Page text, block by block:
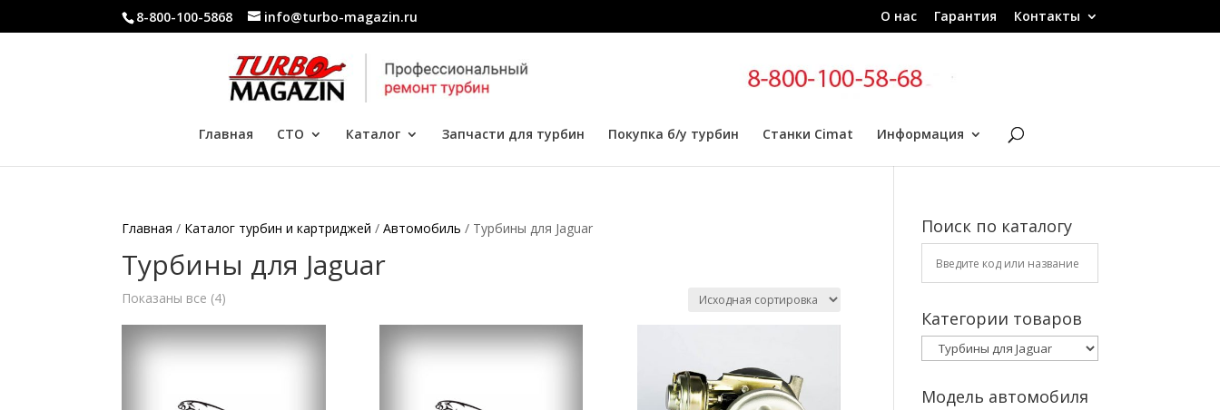
8-800-100-5868 info@turbo-magazin.ru О нас Гарантия Контакты
Главная СТО Каталог Запчасти для турбин Покупка б/у турбин Станки Cimat Информация
Главная / Каталог турбин и картриджей /Автомобиль / Турбины для Jaguar
Турбины для Jaguar
Показаны все (4)
Поиск по каталогу
Категории товаров
Модель автомобиля